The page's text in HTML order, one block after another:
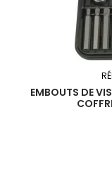
EMBOUTS DE